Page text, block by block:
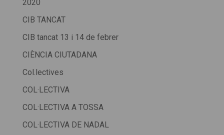
2020
CIB TANCAT
CIB tancat 13 i 14 de febrer
CIÈNCIA CIUTADANA
Col.lectives
COL·LECTIVA
COL·LECTIVA A TOSSA
COL·LECTIVA DE NADAL